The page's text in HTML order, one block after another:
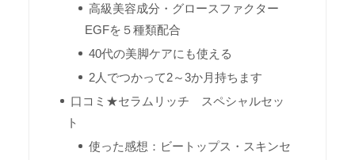
高級美容成分・グロースファクター
EGFを５種類配合
40代の美脚ケアにも使える
2人でつかって2～3か月持ちます
口コミ★セラムリッチ スペシャルセッ
ト
使った感想：ビートップス・スキンセ